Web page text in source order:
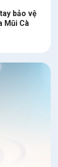
bảo vệ
Mũi Cà